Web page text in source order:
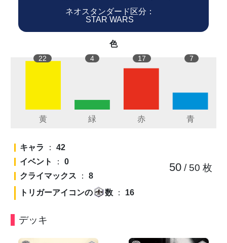
ネオスタンダード区分：
STAR WARS
色
22 4 17 7
キャラ ： 42
イベント
： 0
クライマックス ： 8
トリガーアイコンの
数 ： 16
50/ 50 枚
デッキ